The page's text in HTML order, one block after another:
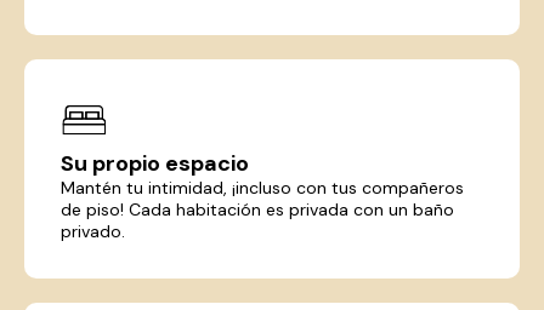
Su propio espacio
Mantén tu intimidad, ¡incluso con tus compañeros
de piso! Cada habitación es privada con un baño
privado.